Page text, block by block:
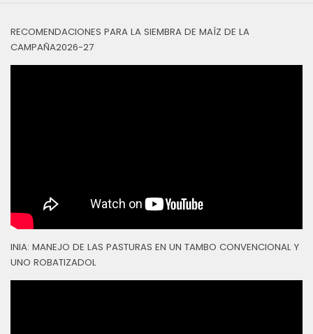
RECOMENDACIONES PARA LA SIEMBRA DE MAÍZ DE LA
CAMPAÑA2026-27
INIA: MANEJO DE LAS PASTURAS EN UN TAMBO CONVENCIONAL Y
UNO ROBATIZADOL